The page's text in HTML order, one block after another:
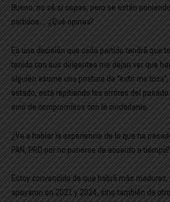
Bueno, no sé si sepas, pero se están
partidos… ¿Qué opinas?
Es una decisión que cada partido tendrá que
tenido con sus dirigentes me dejan ver que
alguien asume una postura de “esto me
estado, está repitiendo los errores del
sino de compromisos con la ciudadanía.
¿Va a hablar la experiencia de lo que ha
PAN, PRD por no ponerse de acuerdo a tiempo?
Estoy convencido de que habrá más
apoyaron en 2021 y 2024, sino también de